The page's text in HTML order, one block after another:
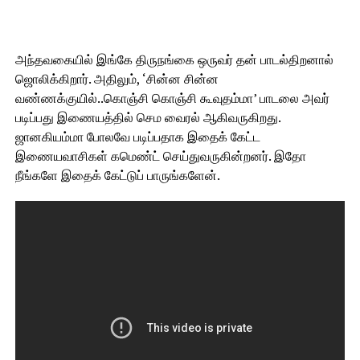
அந்தவகையில் இங்கே திருநங்கை ஒருவர் தன் பாடல்திறனால்
ஜொலிக்கிறார். அதிலும், ‘சின்ன சின்ன
வண்ணக்குயில்..கொஞ்சி கொஞ்சி கூவுதம்மா’ பாடலை அவர்
படிப்பது இணையத்தில் செம வைரல் ஆகிவருகிறது.
ஜானகியம்மா போலவே படிப்பதாக இதைக் கேட்ட
இணையவாசிகள் கமெண்ட் செய்துவருகின்றனர். இதோ
நீங்களே இதைக் கேட்டுப் பாருங்களேன்.